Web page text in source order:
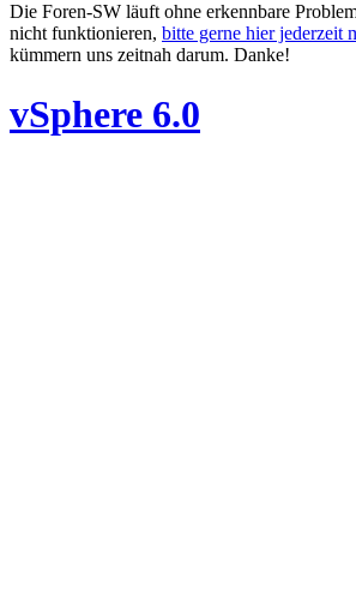
Die Foren-SW läuft ohne erkennbare
nicht funktionieren, bitte gerne hier jederzeit
kümmern uns zeitnah darum. Danke!
vSphere 6.0